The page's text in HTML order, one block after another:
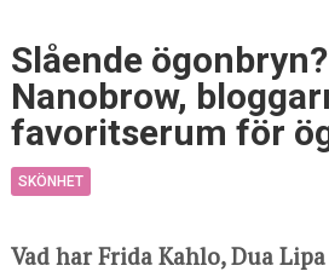
Slående
Nanobrow,
favoritserum för
SKÖNHET
Vad har Frida Kahlo, Dua